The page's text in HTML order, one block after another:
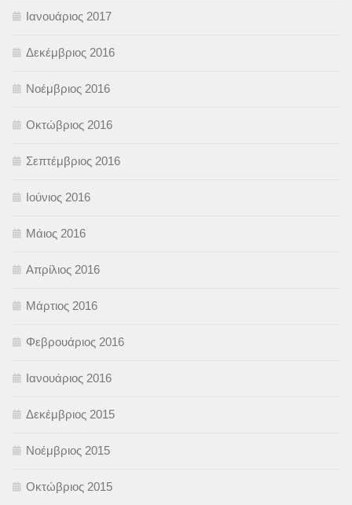
Ιανουάριος 2017
Δεκέμβριος 2016
Νοέμβριος 2016
Οκτώβριος 2016
Σεπτέμβριος 2016
Ιούνιος 2016
Μάιος 2016
Απρίλιος 2016
Μάρτιος 2016
Φεβρουάριος 2016
Ιανουάριος 2016
Δεκέμβριος 2015
Νοέμβριος 2015
Οκτώβριος 2015